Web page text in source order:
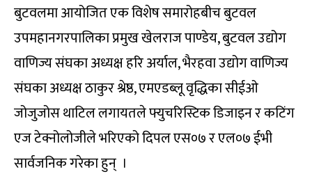
बुटवलमा आयोजित एक विशेष समारोहबीच बुटवल
उपमहानगरपालिका प्रमुख खेलराज पाण्डेय, बुटवल उद्योग
वाणिज्य संघका अध्यक्ष हरि अर्याल, भैरहवा उद्योग वाणिज्य
संघका अध्यक्ष ठाकुर श्रेष्ठ, एमएडब्लू वृद्धिका सीईओ
जोजुजोस थाटिल लगायतले फ्युचरिस्टिक डिजाइन र कटिंग
एज टेक्नोलोजीले भरिएको दिपल एस०७ र एल०७ ईभी
सार्वजनिक गरेका हुन् ।